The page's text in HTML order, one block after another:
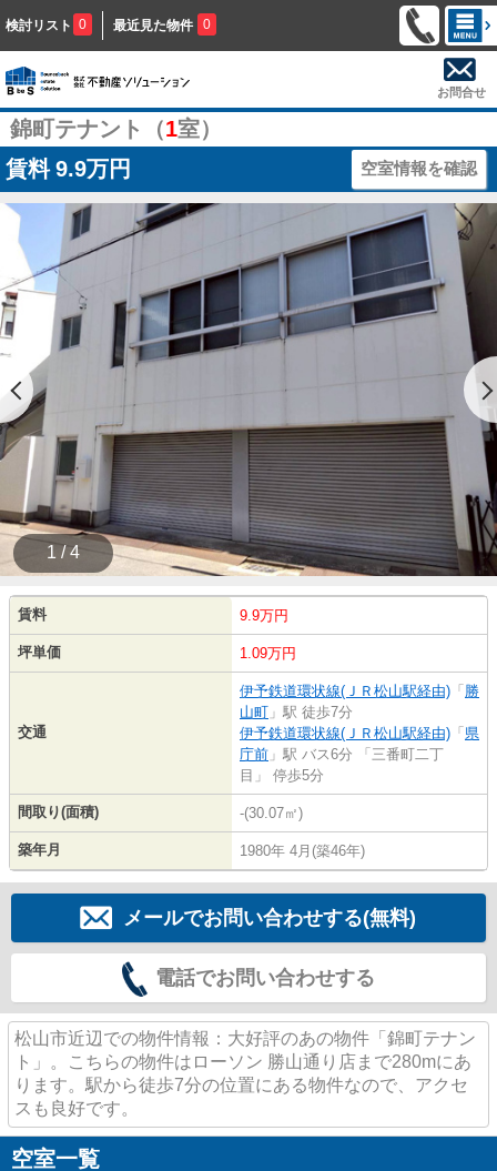
検討リスト 0 最近見た物件 0
お問合せ
錦町テナント（1室）
賃料 9.9万円 空室情報を確認
1 / 4
賃料 9.9万円
坪単価 1.09万円
交通
伊予鉄道環状線(ＪＲ松山駅経由) 「 勝
山町 」駅 徒歩7分
伊予鉄道環状線(ＪＲ松山駅経由) 「 県
庁前 」駅 バス6分 「三番町二丁
目」 停歩5分
間取り(面積) -(30.07㎡)
築年月 1980年 4月(築46年)
メールでお問い合わせする(無料)
電話でお問い合わせする
松山市近辺での物件情報：大好評のあの物件「錦町テナン
ト」。こちらの物件はローソン 勝山通り店まで280mにあ
ります。駅から徒歩7分の位置にある物件なので、アクセ
スも良好です。
空室一覧